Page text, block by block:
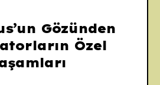
Gözünden
Özel